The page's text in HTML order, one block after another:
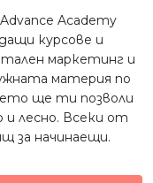
Academy
курсове и
маркетинг и
материя по
ще ти позволи
и лесно. Всеки от
за начинаещи.